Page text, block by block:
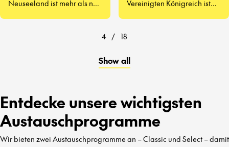
Neuseeland ist mehr als nur
Vereinigten Königreich ist
4 / 18
Show all
Entdecke unsere wichtigsten
Austauschprogramme
Wir bieten zwei Austauschprogramme an – Classic und Select – damit